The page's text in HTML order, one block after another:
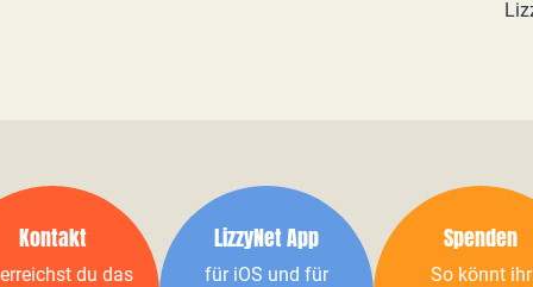
Kontakt
du das
LizzyNet App
für iOS und für
Spenden
So könnt ihr